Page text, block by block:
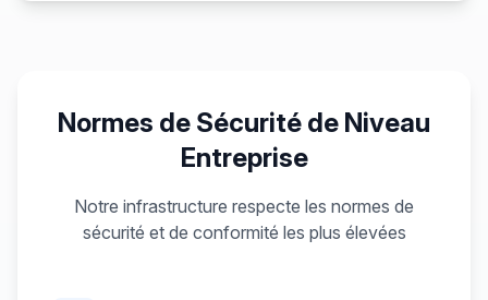
Normes de Sécurité de Niveau
Entreprise
Notre infrastructure respecte les normes de
sécurité et de conformité les plus élevées